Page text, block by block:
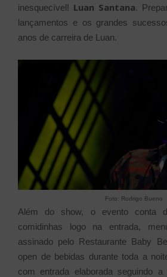
inesquecível! Luan Santana.
lançamentos e os grandes
anos de carreira de Luan.
Foto: Rodrigo Bueno
Além do show, o evento conta
comidinhas logo na entrada,
assinado pelo Restaurante Baby
open de bebidas durante toda a
com entrada elaborada seguindo